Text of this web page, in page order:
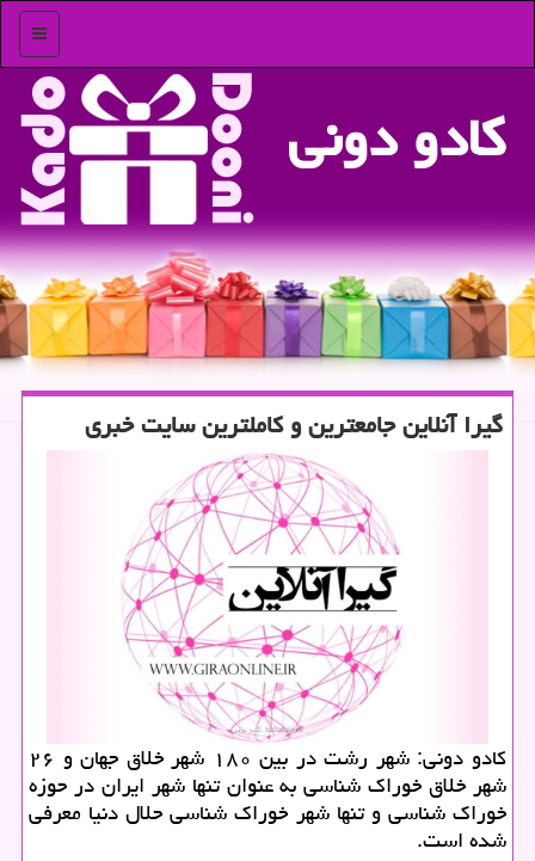
منو
كادو دونی
گیرا آنلاین جامعترین و كاملترین سایت خبری
كادو دونی: شهر رشت در بین ۱۸۰ شهر خلاق جهان و ۲۶
شهر خلاق خوراك شناسی به عنوان تنها شهر ایران در حوزه
خوراك شناسی و تنها شهر خوراك شناسی حلال دنیا معرفی
شده است.